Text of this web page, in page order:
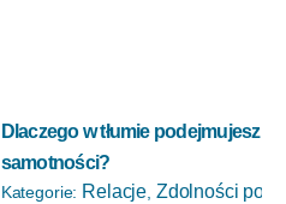
Dlaczego w tłumie podejmujesz
samotności?
Kategorie: Relacje Zdolności